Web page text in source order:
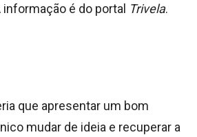
é do portal Trivela.
que apresentar um bom
mudar de ideia e recuperar a